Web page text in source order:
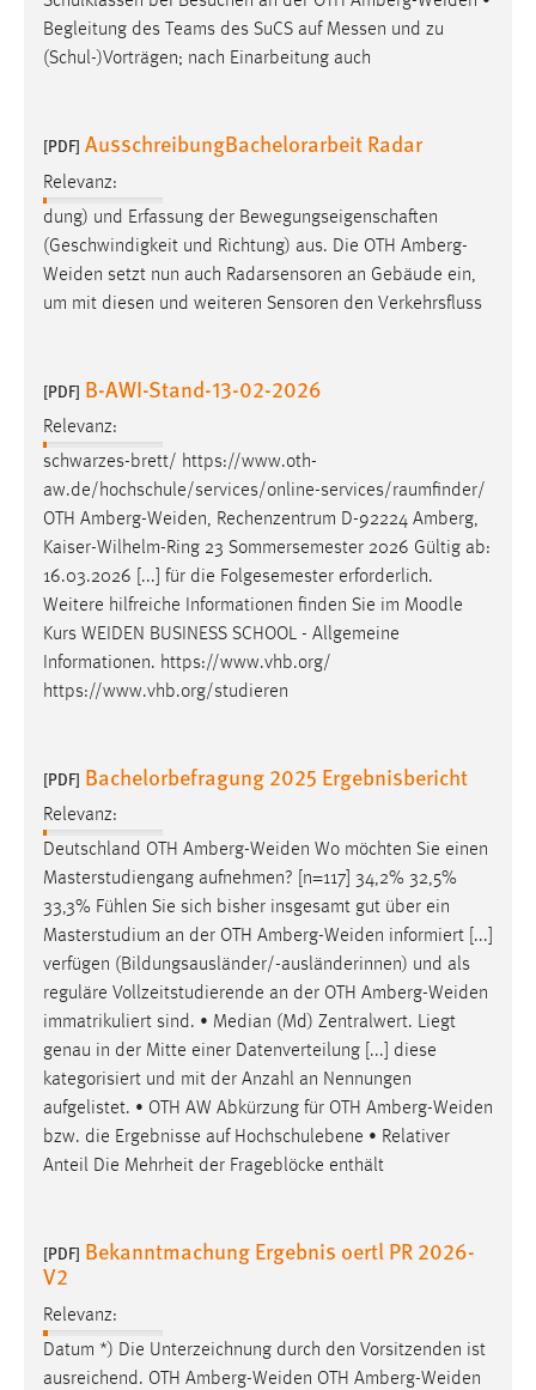
Begleitung des Teams des SuCS auf Messen und zu
(Schul-)Vorträgen; nach Einarbeitung auch
[PDF] AusschreibungBachelorarbeit Radar
Relevanz:
dung) und Erfassung der Bewegungseigenschaften
(Geschwindigkeit und Richtung) aus. Die OTH Amberg-
Weiden setzt nun auch Radarsensoren an Gebäude ein,
um mit diesen und weiteren Sensoren den Verkehrsfluss
[PDF] B-AWI-Stand-13-02-2026
Relevanz:
schwarzes-brett/ https://www.oth-
aw.de/hochschule/services/online-services/raumfinder/
OTH Amberg-Weiden, Rechenzentrum D-92224 Amberg,
Kaiser-Wilhelm-Ring 23 Sommersemester 2026 Gültig ab:
16.03.2026 [...] für die Folgesemester erforderlich.
Weitere hilfreiche Informationen finden Sie im Moodle
Kurs WEIDEN BUSINESS SCHOOL - Allgemeine
Informationen. https://www.vhb.org/
https://www.vhb.org/studieren
[PDF] Bachelorbefragung 2025 Ergebnisbericht
Relevanz:
Deutschland OTH Amberg-Weiden Wo möchten Sie einen
Masterstudiengang aufnehmen? [n=117] 34,2% 32,5%
33,3% Fühlen Sie sich bisher insgesamt gut über ein
Masterstudium an der OTH Amberg-Weiden informiert [...]
verfügen (Bildungsausländer/-ausländerinnen) und als
reguläre Vollzeitstudierende an der OTH Amberg-Weiden
immatrikuliert sind. • Median (Md) Zentralwert. Liegt
genau in der Mitte einer Datenverteilung [...] diese
kategorisiert und mit der Anzahl an Nennungen
aufgelistet. • OTH AW Abkürzung für OTH Amberg-Weiden
bzw. die Ergebnisse auf Hochschulebene • Relativer
Anteil Die Mehrheit der Frageblöcke enthält
[PDF] Bekanntmachung Ergebnis oertl PR 2026-
V2
Relevanz:
Datum *) Die Unterzeichnung durch den Vorsitzenden ist
ausreichend. OTH Amberg-Weiden OTH Amberg-Weiden